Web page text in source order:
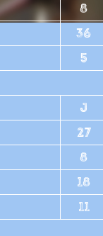
8
36
5
J
27
8
18
11